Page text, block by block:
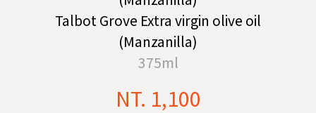
Talbot Grove Extra virgin olive oil
(Manzanilla)
375ml
NT. 1,100